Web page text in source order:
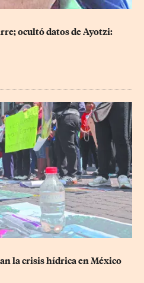
ocultó datos de Ayotzi:
la crisis hídrica en México